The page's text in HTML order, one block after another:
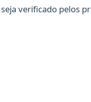
verificado pelos